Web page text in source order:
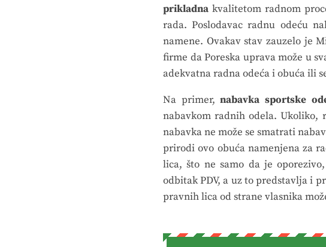
prikladna kvalitetom radnom
rada. Poslodavac radnu odeću
namene. Ovakav stav zauzelo je
firme da Poreska uprava može u
adekvatna radna odeća i obuća ili
Na primer, nabavka sportske
nabavkom radnih odela. Ukoliko,
nabavka ne može se smatrati
prirodi ovo obuća namenjena za
lica, što ne samo da je
odbitak PDV, a uz to predstavlja i
pravnih lica od strane vlasnika